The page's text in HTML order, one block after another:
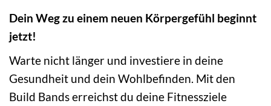
Dein Weg zu einem neuen Körpergefühl beginnt
jetzt!
Warte nicht länger und investiere in deine
Gesundheit und dein Wohlbefinden. Mit den
Build Bands erreichst du deine Fitnessziele